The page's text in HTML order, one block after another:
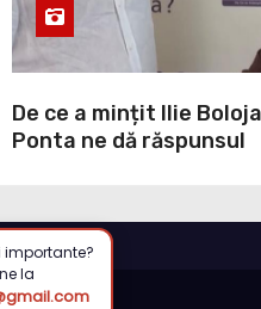
De ce a mințit Ilie
Ponta ne dă răspunsul
importante?
la